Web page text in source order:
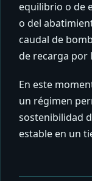
equilibrio o de
o del
caudal de
de recarga por
En este
un régimen
sostenibilidad
estable en un